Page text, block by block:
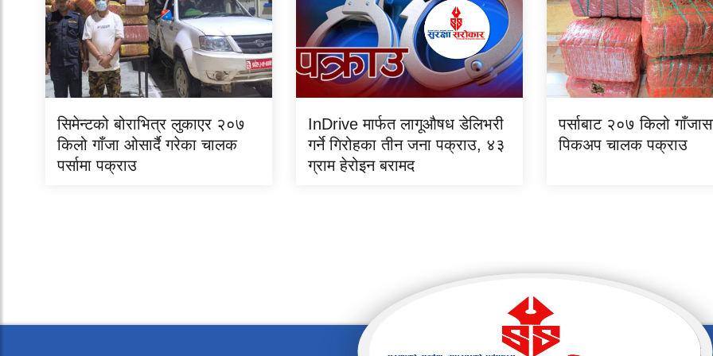
सिमेन्टको बोराभित्र लुकाएर २०७
किलो गाँजा ओसार्दै गरेका चालक
पर्सामा पक्राउ
InDrive मार्फत लागूऔषध डेलिभरी
गर्ने गिरोहका तीन जना पक्राउ, ४३
ग्राम हेरोइन बरामद
पर्साबाट २०७ किलो
पिकअप चालक पक्राउ